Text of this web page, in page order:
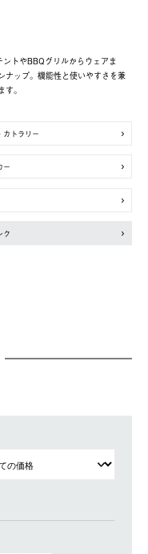
トやBBQグリルからウェアま
ナップ。機能性と使いやすさを兼
。
カトラリー
ー
ク